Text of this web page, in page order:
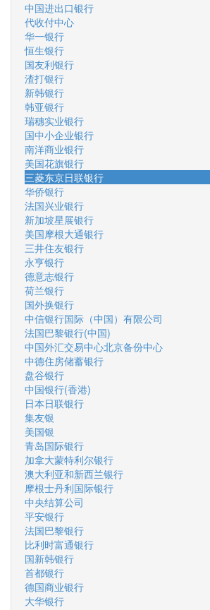
中国进出口银行
代收付中心
华一银行
恒生银行
国友利银行
渣打银行
新韩银行
韩亚银行
瑞穗实业银行
国中小企业银行
南洋商业银行
美国花旗银行
三菱东京日联银行
华侨银行
法国兴业银行
新加坡星展银行
美国摩根大通银行
三井住友银行
永亨银行
德意志银行
荷兰银行
国外换银行
中信银行国际（中国）有限公司
法国巴黎银行(中国)
中国外汇交易中心北京备份中心
中德住房储蓄银行
盘谷银行
中国银行(香港)
日本日联银行
集友银
美国银
青岛国际银行
加拿大蒙特利尔银行
澳大利亚和新西兰银行
摩根士丹利国际银行
中央结算公司
平安银行
法国巴黎银行
比利时富通银行
国新韩银行
首都银行
德国商业银行
大华银行